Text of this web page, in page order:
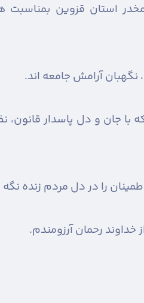
استان قزوین بمناسبت
آرامش جامعه اند.
با جان و دل پاسدار قانون،
را در دل مردم زنده
خداوند رحمان آرزومندم.